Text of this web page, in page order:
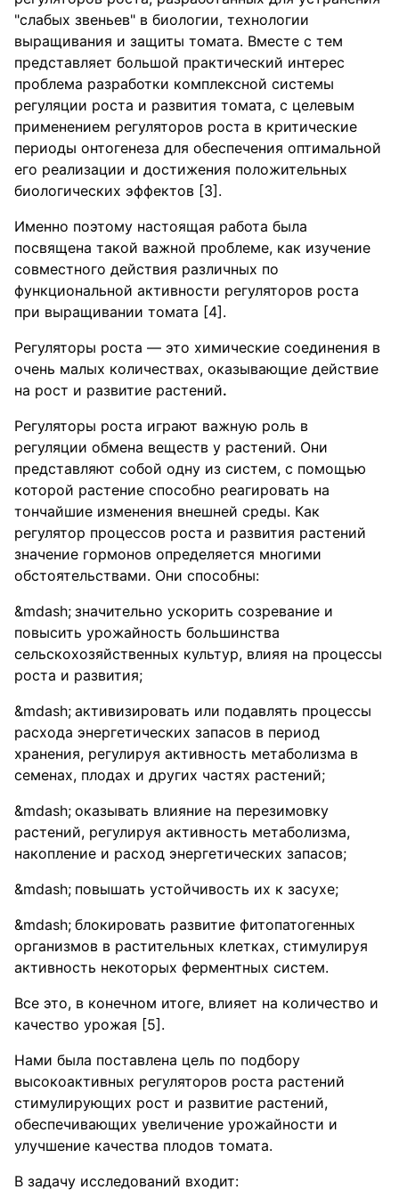
"слабых звеньев" в биологии, технологии
выращивания и защиты томата. Вместе с тем
представляет большой практический интерес
проблема разработки комплексной системы
регуляции роста и развития томата, с целевым
применением регуляторов роста в критические
периоды онтогенеза для обеспечения оптимальной
его реализации и достижения положительных
биологических эффектов [3].
Именно поэтому настоящая работа была
посвящена такой важной проблеме, как изучение
совместного действия различных по
функциональной активности регуляторов роста
при выращивании томата [4].
Регуляторы роста — это химические соединения в
очень малых количествах, оказывающие действие
на рост и развитие растений.
Регуляторы роста играют важную роль в
регуляции обмена веществ у растений. Они
представляют собой одну из систем, с помощью
которой растение способно реагировать на
тончайшие изменения внешней среды. Как
регулятор процессов роста и развития растений
значение гормонов определяется многими
обстоятельствами. Они способны:
значительно ускорить созревание и
повысить урожайность большинства
сельскохозяйственных культур, влияя на процессы
роста и развития;
активизировать или подавлять процессы
расхода энергетических запасов в период
хранения, регулируя активность метаболизма в
семенах, плодах и других частях растений;
оказывать влияние на перезимовку
растений, регулируя активность метаболизма,
накопление и расход энергетических запасов;
повышать устойчивость их к засухе;
блокировать развитие фитопатогенных
организмов в растительных клетках, стимулируя
активность некоторых ферментных систем.
Все это, в конечном итоге, влияет на количество и
качество урожая [5].
Нами была поставлена цель по подбору
высокоактивных регуляторов роста растений
стимулирующих рост и развитие растений,
обеспечивающих увеличение урожайности и
улучшение качества плодов томата.
В задачу исследований входит: